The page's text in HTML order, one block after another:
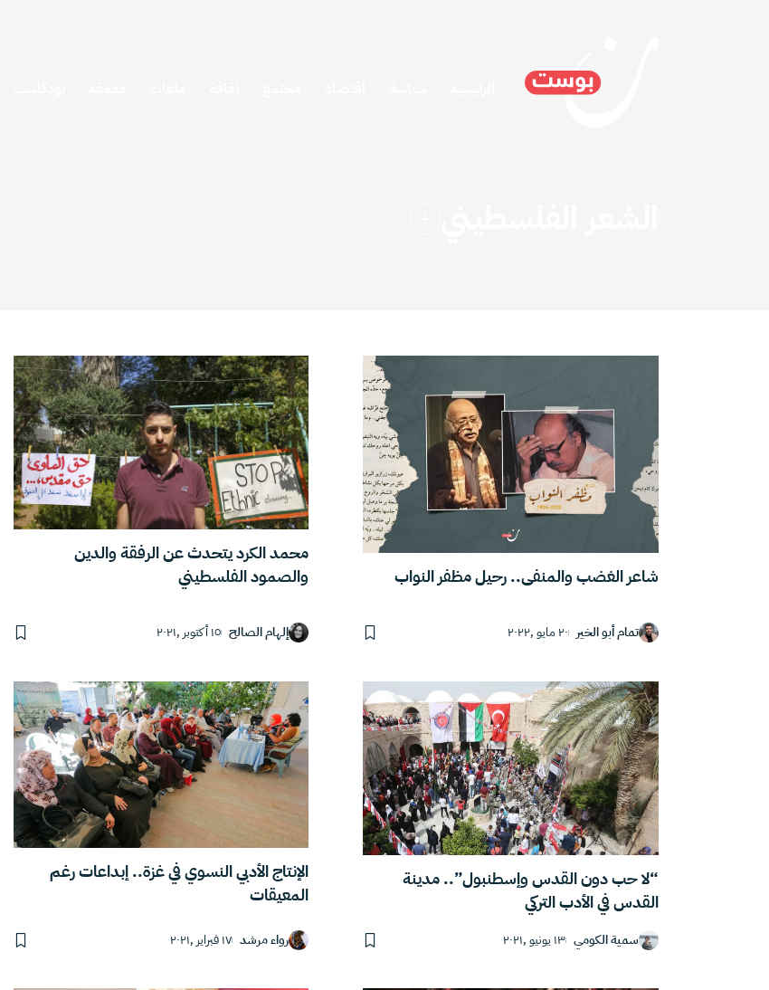
شاعر الغضب والمنفى.. رحيل مظفر النواب
تمام أبو الخير ٢٠ مايو ,٢٠٢٢
محمد الكرد يتحدث عن الرفقة والدين
والصمود الفلسطيني
إلهام الصالح ١٥ أكتوبر ,٢٠٢١
“لا حب دون القدس وإسطنبول”.. مدينة
القدس في الأدب التركي
سمية الكومي ١٣ يونيو ,٢٠٢١
الإنتاج الأدبي النسوي في غزة.. إبداعات رغم
المعيقات
رواء مرشد ١٧ فبراير ,٢٠٢١